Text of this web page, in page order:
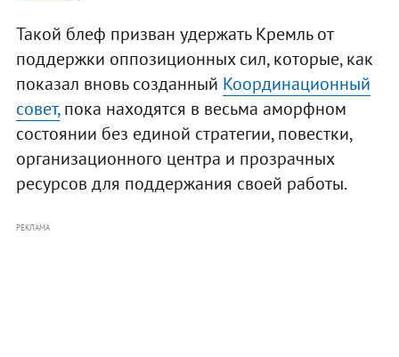
Такой блеф призван удержать Кремль от
поддержки оппозиционных сил, которые, как
показал вновь созданный Координационный
совет,пока находятся в весьма аморфном
состоянии без единой стратегии, повестки,
организационного центра и прозрачных
ресурсов для поддержания своей работы.
РЕКЛАМА